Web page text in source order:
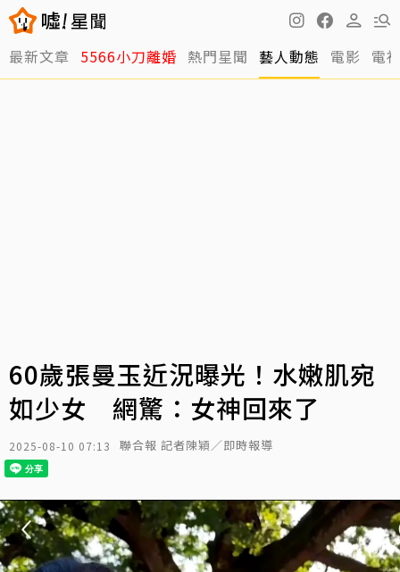
最新文章 5566小刀離婚 熱門星聞 藝人動態 電影 電
60歲張曼玉近況曝光！水嫩肌宛
如少女 網驚：女神回來了
2025-08-10 07:13 聯合報 記者陳穎／即時報導